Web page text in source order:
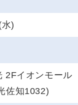
)
2Fイオンモール
佐知1032)